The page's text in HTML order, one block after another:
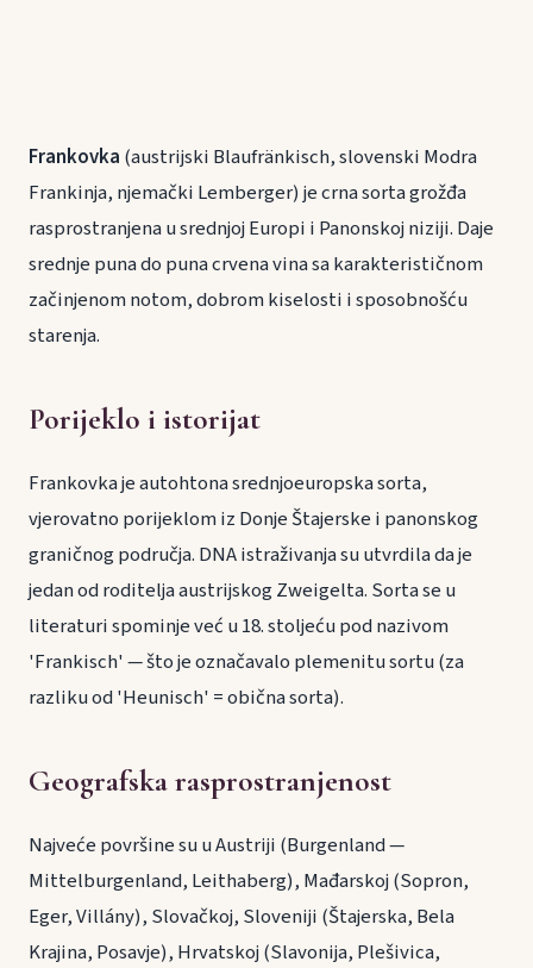
Frankovka (austrijski Blaufränkisch, slovenski Modra
Frankinja, njemački Lemberger) je crna sorta grožđa
rasprostranjena u srednjoj Europi i Panonskoj niziji. Daje
srednje puna do puna crvena vina sa karakterističnom
začinjenom notom, dobrom kiselosti i sposobnošću
starenja.
Porijeklo i istorijat
Frankovka je autohtona srednjoeuropska sorta,
vjerovatno porijeklom iz Donje Štajerske i panonskog
graničnog područja. DNA istraživanja su utvrdila da je
jedan od roditelja austrijskog Zweigelta. Sorta se u
literaturi spominje već u 18. stoljeću pod nazivom
'Frankisch' — što je označavalo plemenitu sortu (za
razliku od 'Heunisch' = obična sorta).
Geografska rasprostranjenost
Najveće površine su u Austriji (Burgenland —
Mittelburgenland, Leithaberg), Mađarskoj (Sopron,
Eger, Villány), Slovačkoj, Sloveniji (Štajerska, Bela
Krajina, Posavje), Hrvatskoj (Slavonija, Plešivica,